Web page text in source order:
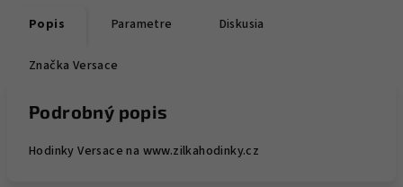
Popis Parametre Diskusia
Značka Versace
Podrobný popis
Hodinky Versace na www.zilkahodinky.cz